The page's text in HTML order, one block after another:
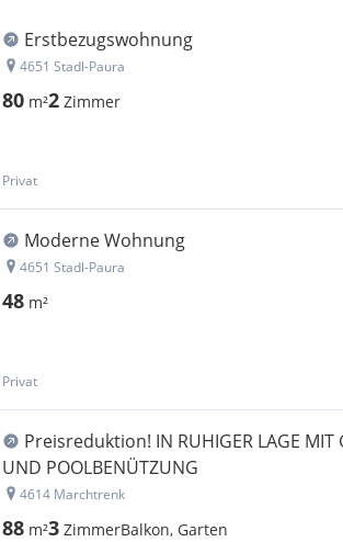
Erstbezugswohnung
4651 Stadl-Paura
80 m²2 Zimmer
Privat
Moderne Wohnung
4651 Stadl-Paura
48 m²
Privat
Preisreduktion! IN RUHIGER LAGE MIT
UND POOLBENÜTZUNG
4614 Marchtrenk
88 m²3 ZimmerBalkon, Garten